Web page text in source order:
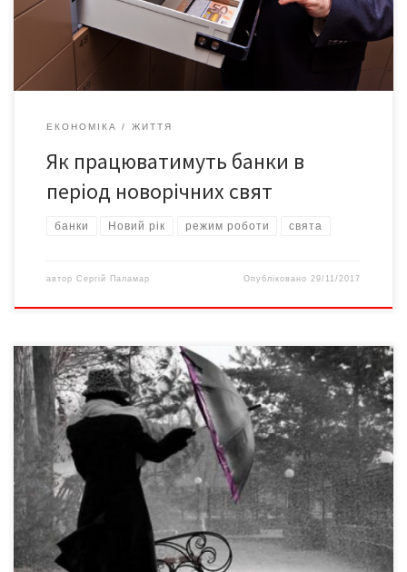
на дві години банківського дня; – 29 грудня 2017 року о 13:00 в
ЕКОНОМІКА ЖИТТЯ
Як працюватимуть банки в
період новорічних свят
банки Новий рік режим роботи свята
автор Сергій Паламар Опубліковано29/11/2017
Згідно з даними гідрометцентру, 30 листопада в Україні
пройдуть дощі, у більшості областей потепліє. На сході
місцями пройдуть дощі, температура до +3°. Жителів
південних регіонів очікує мінлива хмарність. Температура до
+12°. На заході України у четвер пройдуть зливи. Вдень до +4°.
У північних областях також очікуються опади. Температура до
+6°. […]